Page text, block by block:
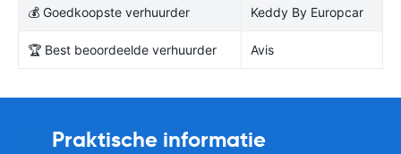
💰 Goedkoopste verhuurder Keddy By Europcar
🏆 Best beoordeelde verhuurder Avis
Praktische informatie